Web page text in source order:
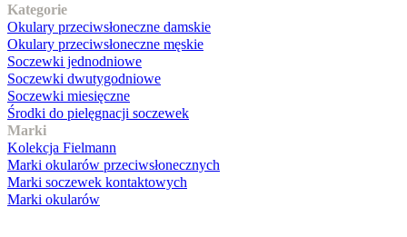
Kategorie
Okulary przeciwsłoneczne damskie
Okulary przeciwsłoneczne męskie
Soczewki jednodniowe
Soczewki dwutygodniowe
Soczewki miesięczne
Środki do pielęgnacji soczewek
Marki
Kolekcja Fielmann
Marki okularów przeciwsłonecznych
Marki soczewek kontaktowych
Marki okularów